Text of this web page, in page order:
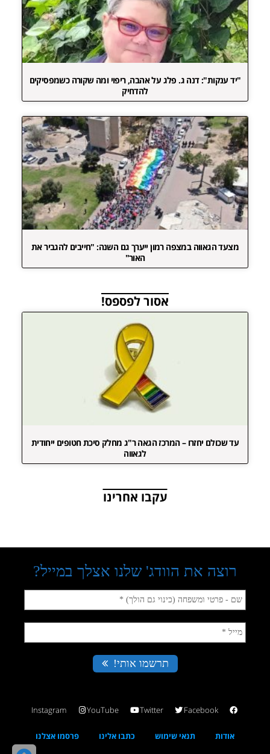
"יד ענקות": דנה ג. פלג על אהבה, ריפוי ומה שקורה כשמפסיקים
להדחיק
מצעד הגאווה במצפה רמון ייערך גם השנה: "חייבים להגביר את
האור"
אסור לפספס!
עד שכולם יחזרו – המרכז הגאה ר"ג מחלק סיכת חטופים ייחודית
לגאווה
עקבו אחרינו
Facebook
Twitter
YouTube
Instagram
אודות תנאי שימוש כתבו אלינו פרסמו אצלנו